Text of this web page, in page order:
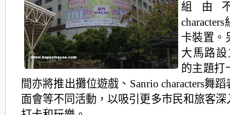
組由
卡裝置。
大馬路
的主題打
間亦將推出攤位遊戲、Sanrio characters舞
面會等不同活動，以吸引更多市民和旅客深